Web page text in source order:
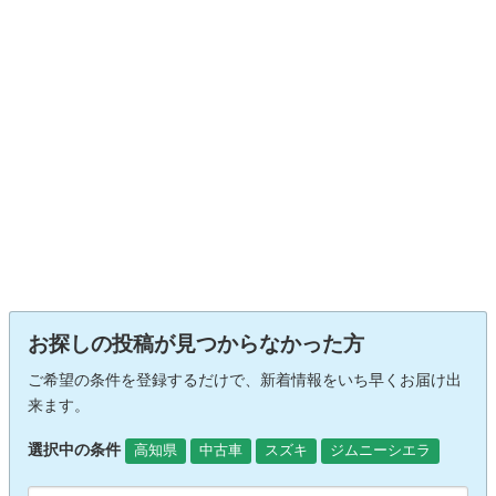
お探しの投稿が見つからなかった方
ご希望の条件を登録するだけで、新着情報をいち早くお届け出
来ます。
選択中の条件 高知県 中古車 スズキ ジムニーシエラ